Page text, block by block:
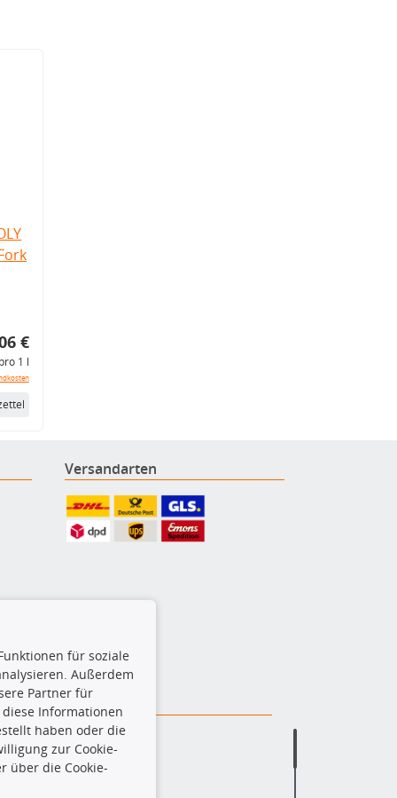
€
1 l
Versandarten
für soziale
Außerdem
Partner für
Informationen
haben oder die
zur Cookie-
über die Cookie-